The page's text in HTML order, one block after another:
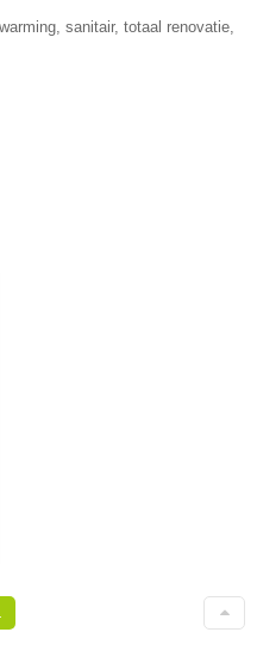
sanitair, totaal renovatie,